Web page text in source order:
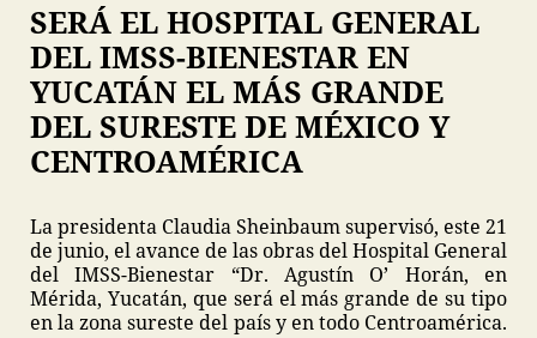
SERÁ EL HOSPITAL GENERAL
DEL IMSS-BIENESTAR EN
YUCATÁN EL MÁS GRANDE
DEL SURESTE DE MÉXICO Y
CENTROAMÉRICA
La presidenta Claudia Sheinbaum supervisó, este 21
de junio, el avance de las obras del Hospital General
del IMSS-Bienestar “Dr. Agustín O’ Horán, en
Mérida, Yucatán, que será el más grande de su tipo
en la zona sureste del país y en todo Centroamérica.